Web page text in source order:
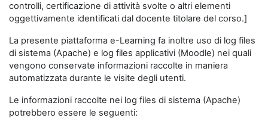
controlli, certificazione di attività svolte o altri elementi
oggettivamente identificati dal docente titolare del corso.]
La presente piattaforma e-Learning fa inoltre uso di log files
di sistema (Apache) e log files applicativi (Moodle) nei quali
vengono conservate informazioni raccolte in maniera
automatizzata durante le visite degli utenti.
Le informazioni raccolte nei log files di sistema (Apache)
potrebbero essere le seguenti: